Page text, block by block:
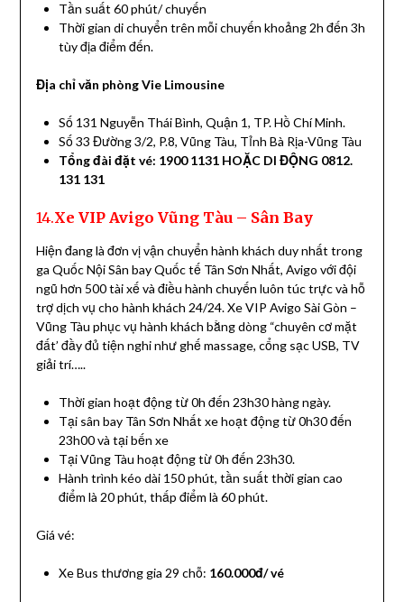
Tần suất 60 phút/ chuyến
Thời gian di chuyển trên mỗi chuyến khoảng 2h đến 3h
tùy địa điểm đến.
Địa chỉ văn phòng Vie Limousine
Số 131 Nguyễn Thái Bình, Quận 1, TP. Hồ Chí Minh.
Số 33 Đường 3/2, P.8, Vũng Tàu, Tỉnh Bà Rịa-Vũng Tàu
Tổng đài đặt vé: 1900 1131 HOẶC DI ĐỘNG 0812.
131 131
14.Xe VIP Avigo Vũng Tàu – Sân Bay
Hiện đang là đơn vị vận chuyển hành khách duy nhất trong
ga Quốc Nội Sân bay Quốc tế Tân Sơn Nhất, Avigo với đội
ngũ hơn 500 tài xế và điều hành chuyến luôn túc trực và hỗ
trợ dịch vụ cho hành khách 24/24. Xe VIP Avigo Sài Gòn –
Vũng Tàu phục vụ hành khách bằng dòng “chuyên cơ mặt
đất’ đầy đủ tiện nghi như ghế massage, cổng sạc USB, TV
giải trí…..
Thời gian hoạt động từ 0h đến 23h30 hàng ngày.
Tại sân bay Tân Sơn Nhất xe hoạt động từ 0h30 đến
23h00 và tại bến xe
Tại Vũng Tàu hoạt động từ 0h đến 23h30.
Hành trình kéo dài 150 phút, tần suất thời gian cao
điểm là 20 phút, thấp điểm là 60 phút.
Giá vé:
Xe Bus thương gia 29 chỗ: 160.000đ/ vé